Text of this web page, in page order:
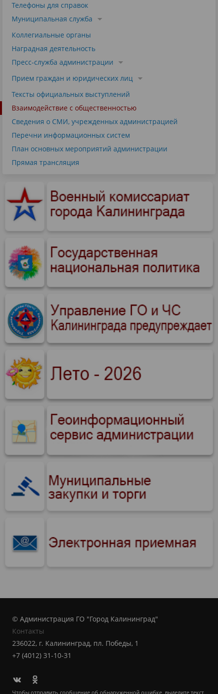
Телефоны для справок
Муниципальная служба
Коллегиальные органы
Наградная деятельность
Пресс-служба администрации
Прием граждан и юридических лиц
Тексты официальных выступлений
Взаимодействие с общественностью
Сведения о СМИ, учрежденных администрацией
Перечни информационных систем
План основных мероприятий администрации
Прямая трансляция
© Администрация ГО "Город Калининград"
Контакты
236022, г. Калининград, пл. Победы, 1
+7 (4012) 31-10-31
Чтобы отправить сообщение об обнаруженной ошибке, выделите текст